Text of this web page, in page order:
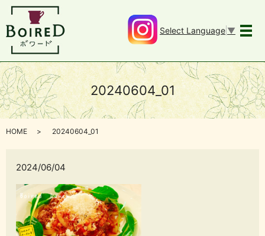
メ
Select Language ▼
20240604_01
HOME 20240604_01
2024/06/04